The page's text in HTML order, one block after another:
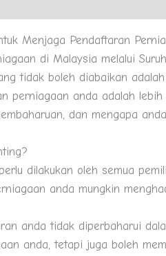
Menjaga Pendaftaran
di Malaysia melalui
tidak boleh diabaikan
perniagaan anda adalah
dan mengapa
dilakukan oleh semua
anda mungkin
anda tidak diperbaharui
anda, tetapi juga boleh